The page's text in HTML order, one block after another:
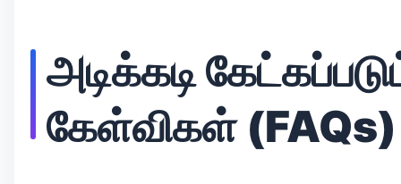
அடிக்கடி
கேள்விகள் (FAQs)